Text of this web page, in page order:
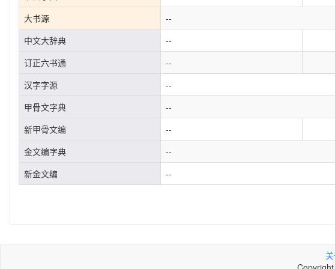
大书源
--
中文大辞典
--
订正六书通
--
汉字字源
--
甲骨文字典
--
新甲骨文编
--
金文编字典
--
新金文编
--